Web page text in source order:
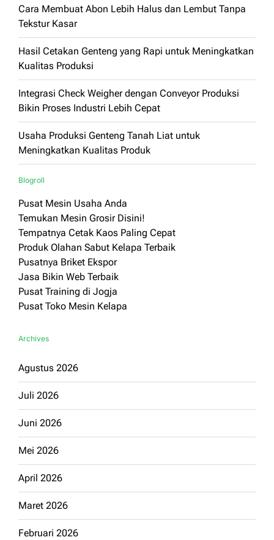
Cara Membuat Abon Lebih Halus dan Lembut Tanpa
Tekstur Kasar
Hasil Cetakan Genteng yang Rapi untuk Meningkatkan
Kualitas Produksi
Integrasi Check Weigher dengan Conveyor Produksi
Bikin Proses Industri Lebih Cepat
Usaha Produksi Genteng Tanah Liat untuk
Meningkatkan Kualitas Produk
Blogroll
Pusat Mesin Usaha Anda
Temukan Mesin Grosir Disini!
Tempatnya Cetak Kaos Paling Cepat
Produk Olahan Sabut Kelapa Terbaik
Pusatnya Briket Ekspor
Jasa Bikin Web Terbaik
Pusat Training di Jogja
Pusat Toko Mesin Kelapa
Archives
Agustus 2026
Juli 2026
Juni 2026
Mei 2026
April 2026
Maret 2026
Februari 2026